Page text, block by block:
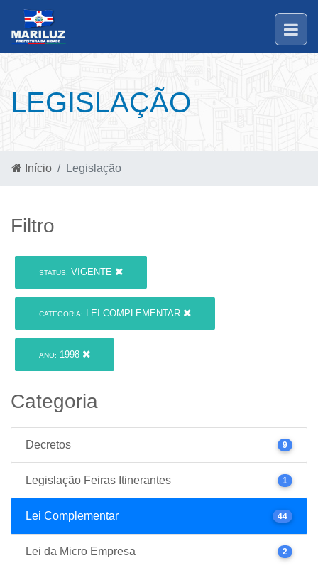
LEGISLAÇÃO
Início Legislação
Filtro
STATUS: VIGENTE
CATEGORIA: LEI COMPLEMENTAR
ANO: 1998
Categoria
Decretos 9
Legislação Feiras Itinerantes 1
Lei Complementar 44
Lei da Micro Empresa 2